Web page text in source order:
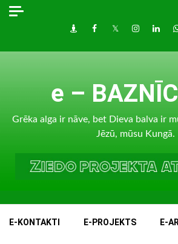
Skip
DraugiemFacebook
TwitterInstagram
e –
Grēka alga ir nāve, bet Dieva balva ir
Jēzū, mūsu Kungā.
E-KONTAKTI E-PROJEKTS E-